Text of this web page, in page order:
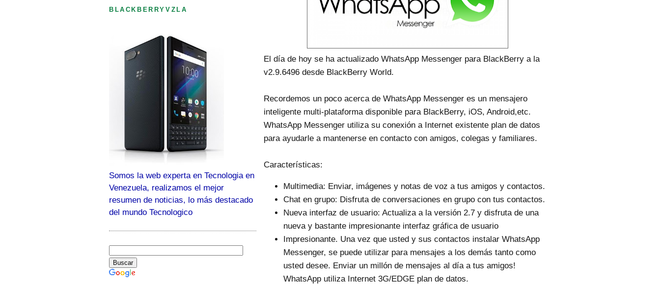
El día de hoy se ha actualizado WhatsApp Messenger para BlackBerry a la
v2.9.6496 desde BlackBerry World.
Recordemos un poco acerca de WhatsApp Messenger es un mensajero
inteligente multi-plataforma disponible para BlackBerry, iOS, Android,etc.
WhatsApp Messenger utiliza su conexión a Internet existente plan de datos
para ayudarle a mantenerse en contacto con amigos, colegas y familiares.
Características:
Multimedia: Enviar, imágenes y notas de voz a tus amigos y contactos.
Chat en grupo: Disfruta de conversaciones en grupo con tus contactos.
Nueva interfaz de usuario: Actualiza a la versión 2.7 y disfruta de una
nueva y bastante impresionante interfaz gráfica de usuario
Impresionante. Una vez que usted y sus contactos instalar WhatsApp
Messenger, se puede utilizar para mensajes a los demás tanto como
usted desee. Enviar un millón de mensajes al día a tus amigos!
WhatsApp utiliza Internet 3G/EDGE plan de datos.
BLACKBERRYVZLA
Somos la web experta en Tecnologia en
Venezuela, realizamos el mejor
resumen de noticias, lo más destacado
del mundo Tecnologico